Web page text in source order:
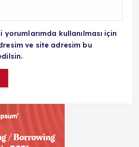
yorumlarımda kullanılması için
ve site adresim bu